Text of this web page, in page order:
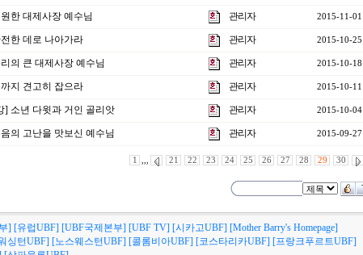
한 대제사장 예수님 관리자 2015-11-01
한 데로 나아가라 관리자 2015-10-25
의 큰 대제사장 예수님 관리자 2015-10-18
지 견고히 잡으라 관리자 2015-10-11
] 소년 다윗과 거인 골리앗 관리자 2015-10-04
의 고난을 맛보신 예수님 관리자 2015-09-27
1 ,,, 21 22 23 24 25 26 27 28 29 30
] [유럽UBF] [UBF국제본부] [UBF TV] [시카고UBF] [Mother Barry's Homepage]
싱턴UBF] [노스웨스턴UBF] [콜롬비아UBF] [코스타리카UBF] [프랑크푸르트UBF]